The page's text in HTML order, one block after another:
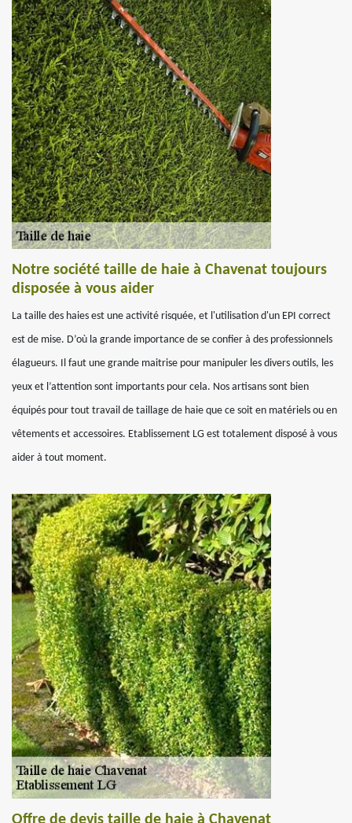
Notre société taille de haie à Chavenat toujours
disposée à vous aider
La taille des haies est une activité risquée, et l'utilisation d'un EPI correct
est de mise. D’où la grande importance de se confier à des professionnels
élagueurs. Il faut une grande maitrise pour manipuler les divers outils, les
yeux et l’attention sont importants pour cela. Nos artisans sont bien
équipés pour tout travail de taillage de haie que ce soit en matériels ou en
vêtements et accessoires. Etablissement LG est totalement disposé à vous
aider à tout moment.
Offre de devis taille de haie à Chavenat